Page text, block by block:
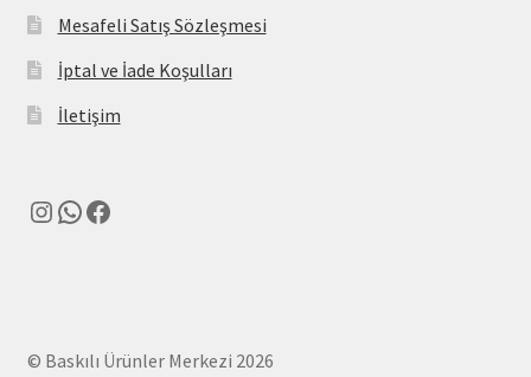
Mesafeli Satış Sözleşmesi
İptal ve İade Koşulları
İletişim
Instagram
WhatsApp
Facebook
© Baskılı Ürünler Merkezi 2026